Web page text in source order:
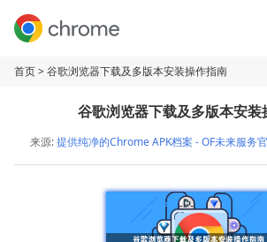
首页> 谷歌浏览器下载及多版本安装操作指南
谷歌浏览器下载及多版本安装
来源:提供纯净的Chrome APK档案 - OF未来服务